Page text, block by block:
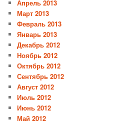
Апрель 2013
Март 2013
Февраль 2013
Январь 2013
Декабрь 2012
Ноябрь 2012
Октябрь 2012
Сентябрь 2012
Август 2012
Июль 2012
Июнь 2012
Май 2012